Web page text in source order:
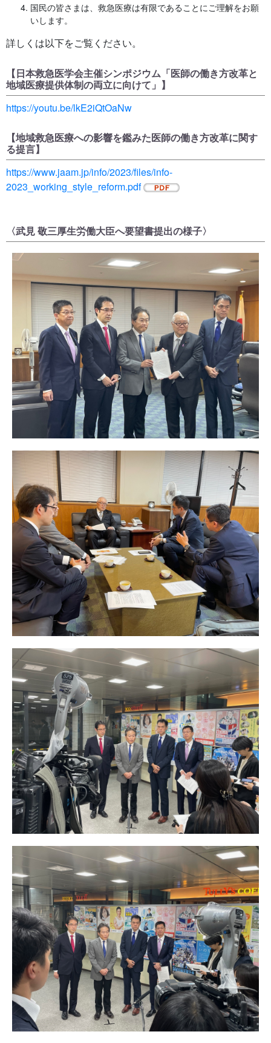
国民の皆さまは、救急医療は有限であることにご理解をお願
いします。
詳しくは以下をご覧ください。
【日本救急医学会主催シンポジウム「医師の働き方改革と
地域医療提供体制の両立に向けて」】
https://youtu.be/lkE2iQtOaNw
【地域救急医療への影響を鑑みた医師の働き方改革に関す
る提言】
https://www.jaam.jp/info/2023/files/info-
2023_working_style_reform.pdf
〈武見 敬三厚生労働大臣へ要望書提出の様子〉